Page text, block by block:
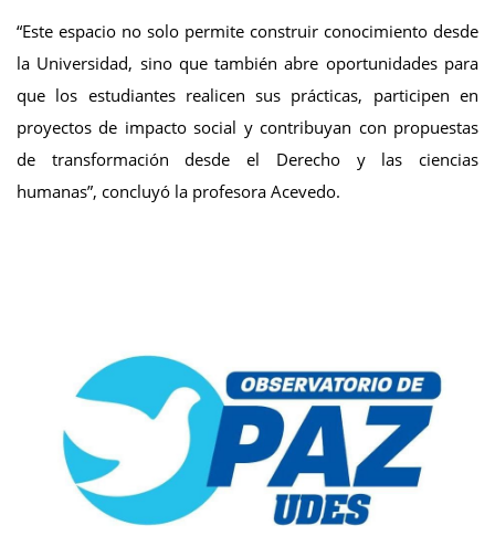
“Este espacio no solo permite construir conocimiento desde
la Universidad, sino que también abre oportunidades para
que los estudiantes realicen sus prácticas, participen en
proyectos de impacto social y contribuyan con propuestas
de transformación desde el Derecho y las ciencias
humanas”, concluyó la profesora Acevedo.